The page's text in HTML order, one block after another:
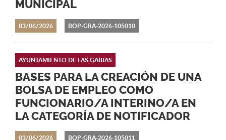
03/06/2026
MUNICIPAL
BOP-GRA-2026-105010
03/06/2026
BASES PARA LA CREACIÓN DE UNA
BOLSA DE EMPLEO COMO
FUNCIONARIO/A INTERINO/A EN
LA CATEGORÍA DE NOTIFICADOR
AYUNTAMIENTO DE LAS GABIAS
BOP-GRA-2026-105011